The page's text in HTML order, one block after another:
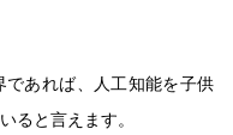
あれば、人工知能を子供
ると言えます。